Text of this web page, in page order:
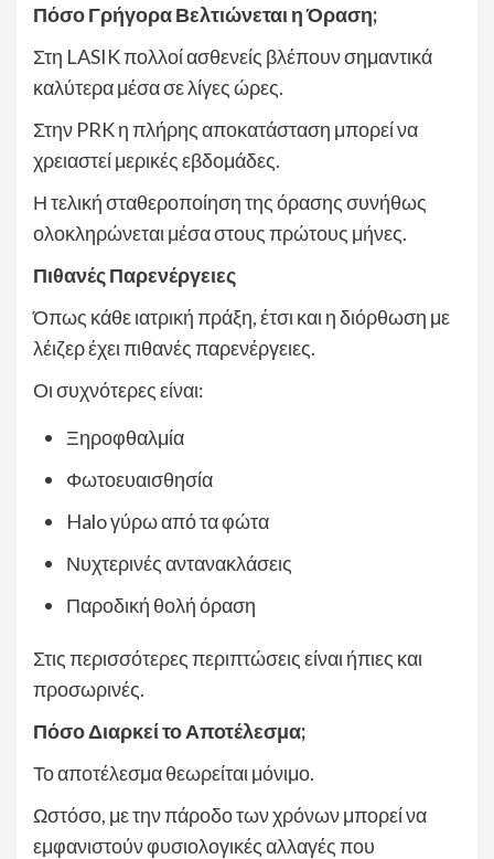
Πόσο Γρήγορα Βελτιώνεται η Όραση;
Στη LASIK πολλοί ασθενείς βλέπουν σημαντικά
καλύτερα μέσα σε λίγες ώρες.
Στην PRK η πλήρης αποκατάσταση μπορεί να
χρειαστεί μερικές εβδομάδες.
Η τελική σταθεροποίηση της όρασης συνήθως
ολοκληρώνεται μέσα στους πρώτους μήνες.
Πιθανές Παρενέργειες
Όπως κάθε ιατρική πράξη, έτσι και η διόρθωση με
λέιζερ έχει πιθανές παρενέργειες.
Οι συχνότερες είναι:
Ξηροφθαλμία
Φωτοευαισθησία
Halo γύρω από τα φώτα
Νυχτερινές αντανακλάσεις
Παροδική θολή όραση
Στις περισσότερες περιπτώσεις είναι ήπιες και
προσωρινές.
Πόσο Διαρκεί το Αποτέλεσμα;
Το αποτέλεσμα θεωρείται μόνιμο.
Ωστόσο, με την πάροδο των χρόνων μπορεί να
εμφανιστούν φυσιολογικές αλλαγές που